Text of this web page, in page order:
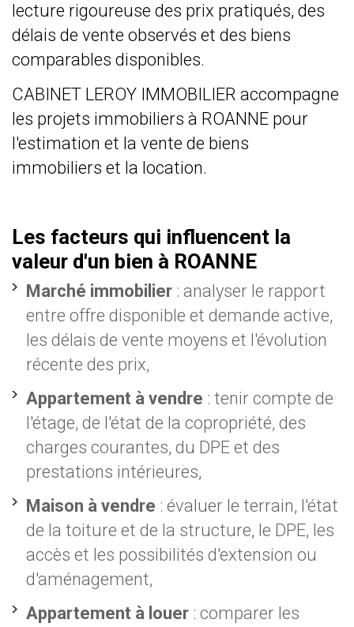
lecture rigoureuse des prix pratiqués, des
délais de vente observés et des biens
comparables disponibles.
CABINET LEROY IMMOBILIER accompagne
les projets immobiliers à ROANNE pour
l'estimation et la vente de biens
immobiliers et la location.
Les facteurs qui influencent la
valeur d'un bien à ROANNE
Marché immobilier : analyser le rapport
entre offre disponible et demande active,
les délais de vente moyens et l'évolution
récente des prix,
Appartement à vendre : tenir compte de
l'étage, de l'état de la copropriété, des
charges courantes, du DPE et des
prestations intérieures,
Maison à vendre : évaluer le terrain, l'état
de la toiture et de la structure, le DPE, les
accès et les possibilités d'extension ou
d'aménagement,
Appartement à louer : comparer les